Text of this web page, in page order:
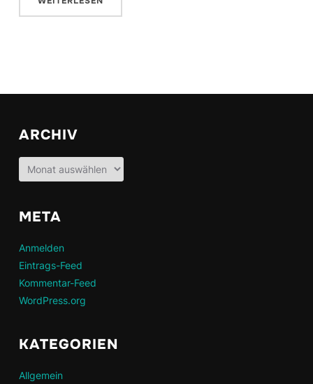
ARCHIV
Archiv
META
Anmelden
Eintrags-Feed
Kommentar-Feed
WordPress.org
KATEGORIEN
Allgemein